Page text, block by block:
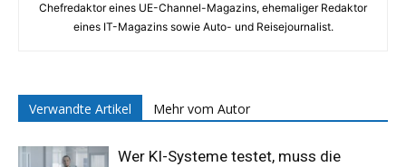
Chefredaktor eines UE-Channel-Magazins, ehemaliger Redaktor
eines IT-Magazins sowie Auto- und Reisejournalist.
Verwandte Artikel Mehr vom Autor
Wer KI-Systeme testet, muss die